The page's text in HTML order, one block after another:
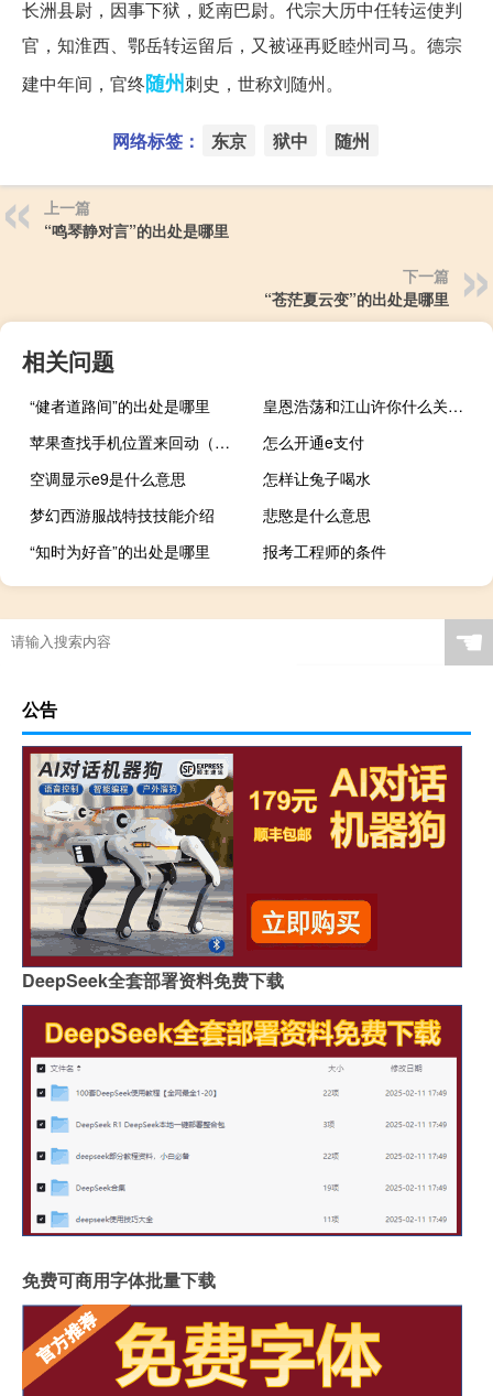
长洲县尉，因事下狱，贬南巴尉。代宗大历中任转运使判
官，知淮西、鄂岳转运留后，又被诬再贬睦州司马。德宗
建中年间，官终随州刺史，世称刘随州。
网络标签： 东京 狱中 随州
上一篇
“鸣琴静对言”的出处是哪里
下一篇
“苍茫夏云变”的出处是哪里
相关问题
“健者道路间”的出处是哪里
皇恩浩荡和江山许你什么关系（皇恩浩荡）
苹果查找手机位置来回动（苹果查找手机位置）
怎么开通e支付
空调显示e9是什么意思
怎样让兔子喝水
梦幻西游服战特技技能介绍
悲愍是什么意思
“知时为好音”的出处是哪里
报考工程师的条件
☚
公告
DeepSeek全套部署资料免费下载
免费可商用字体批量下载